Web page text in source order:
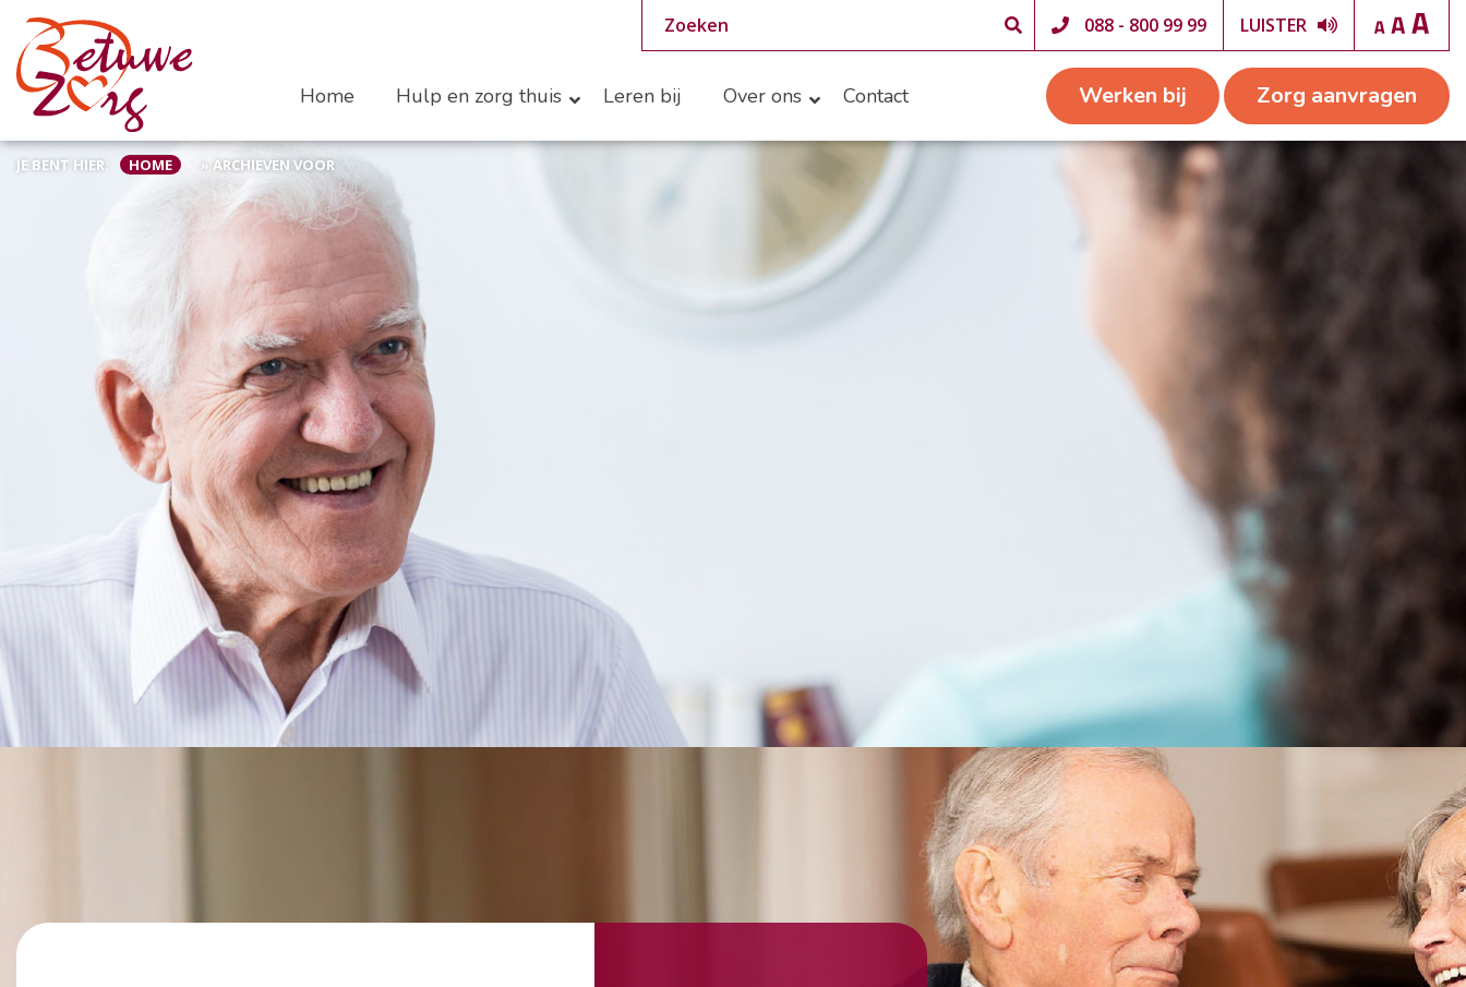
088 - 800 99 99 LUISTER
Home Hulp en zorg thuis Leren bij Over ons Contact Werken bij Zorg aanvragen
JE BENT HIER: HOME » ARCHIEVEN VOOR